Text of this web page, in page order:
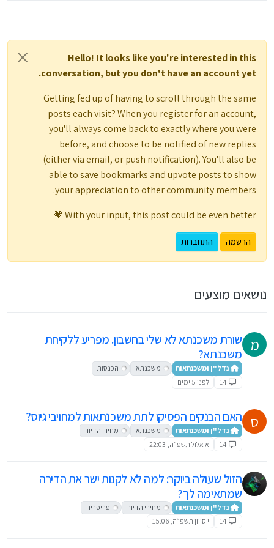
Hello! It looks like you're interested in this
conversation, but you don't have an account yet.
Getting fed up of having to scroll through the same
posts each visit? When you register for an account,
you'll always come back to exactly where you were
before, and choose to be notified of new replies
(either via email, or push notification). You'll also be
able to save bookmarks and upvote posts to show
your appreciation to other community members.
With your input, this post could be even better 💗
הרשמה התחברות
נושאים מוצעים
מ
שורת משכנתא לא שלי בחשבון. מפריע ללקיחת
משכנתא?
נדל"ן ומשכנתאות משכנתא
הכנסות
14
לפני 5 ימים
ס האם הבנקים הפסיקו לתת משכנתאות למחויבי גיוס?
נדל"ן ומשכנתאות משכנתא
מחירי הדיור
14
א אלול תשפ״ה, 22:03
הזול שעולה ביוקר: למה לא לקנות ישר את הדירה
שמתאימה לך?
נדל"ן ומשכנתאות מחירי הדיור
פריפריה
14
י סיוון תשפ״ה, 15:06